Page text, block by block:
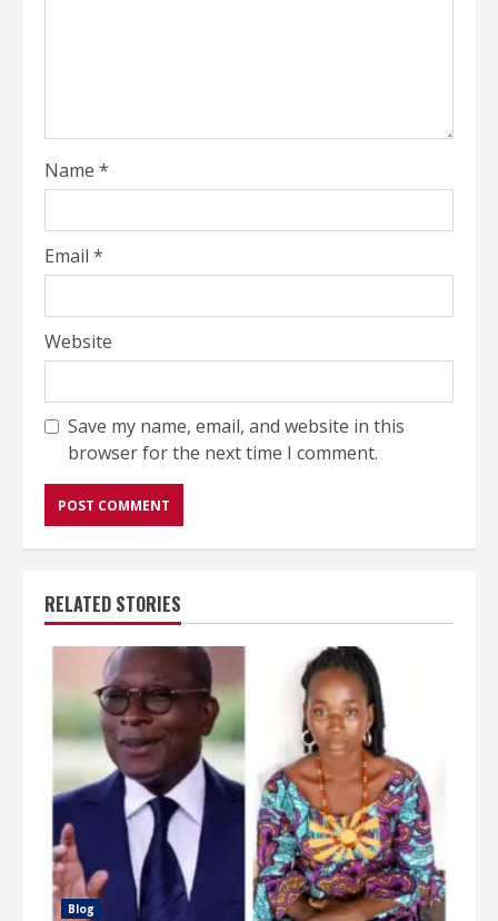
Name *
Email *
Website
Save my name, email, and website in this
browser for the next time I comment.
RELATED STORIES
Blog